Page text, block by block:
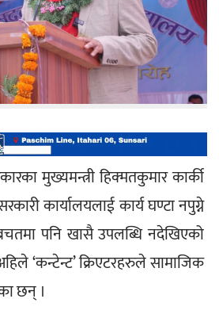
मुख्यमन्त्री हिक्मतकुमार कार्की
कार्यालयलाई कार्य घण्टा नपुग्ने
पनि खासै उपलब्धि नदेखिएको
‘कन्टेन्ट’ क्रिएटरहरुले सामाजिक
छन् ।